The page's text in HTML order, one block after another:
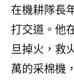
在機耕隊長
打交道。他
旦掉火，救
萬的采棉機